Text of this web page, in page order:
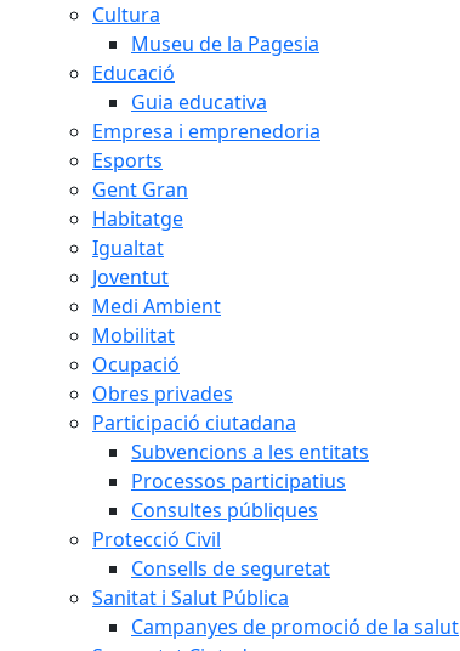
Cultura
Museu de la Pagesia
Educació
Guia educativa
Empresa i emprenedoria
Esports
Gent Gran
Habitatge
Igualtat
Joventut
Medi Ambient
Mobilitat
Ocupació
Obres privades
Participació ciutadana
Subvencions a les entitats
Processos participatius
Consultes públiques
Protecció Civil
Consells de seguretat
Sanitat i Salut Pública
Campanyes de promoció de la salut